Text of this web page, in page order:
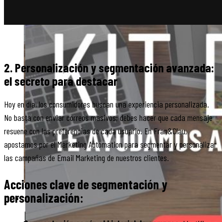
X
CASOS
DE
2. Personalización y segmentación avanzada:
el secreto para destacar
Hoy en día, los consumidores buscan una experiencia personalizada.
No basta con enviar correos masivos; debes hacer que cada mensaje
resuene con las preferencias de cada usuario. En Fran&Clau,
apostamos por el Marketing Automation para segmentar y personalizar
las campañas de Email Marketing de nuestros clientes.
Acciones clave de segmentación y
personalización: